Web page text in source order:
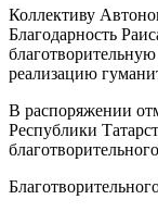
Коллективу
Благодарность
реализацию
В распоряжении
Республики